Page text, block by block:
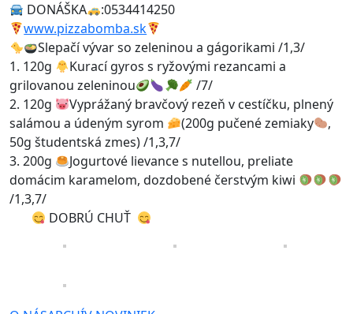
DONÁŠKA
:0534414250
www.pizzabomba.sk
Slepačí vývar so zeleninou a gágorikami /1,3/
1. 120g
Kurací gyros s ryžovými rezancami a
grilovanou zeleninou
/7/
2. 120g
Vyprážaný bravčový rezeň v cestíčku, plnený
salámou a údeným syrom
(200g pučené zemiaky
,
50g študentská zmes) /1,3,7/
3. 200g
Jogurtové lievance s nutellou, preliate
domácim karamelom, dozdobené čerstvým kiwi
/1,3,7/
DOBRÚ CHUŤ